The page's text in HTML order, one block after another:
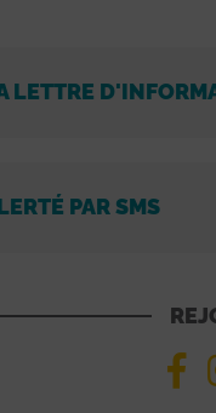
LETTRE
PAR SMS